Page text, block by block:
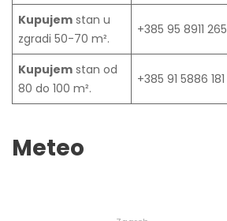
Kupujem stan u
zgradi 50-70 m².
+385 95 8911 265
Kupujem stan od
80 do 100 m².
+385 91 5886 181
Meteo